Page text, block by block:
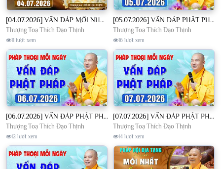
[04.07.2026] VẤN ĐÁP MỚI NHẤT - Pháp Hội Địa Tạng Chùa Khai Nguyên | TT. Thích Đạo Thịnh
Thượng Toạ Thích Đạo Thịnh
11 lượt xem
[05.07.2026] VẤN ĐÁP PHẬT PHÁP - Nghe Thầy giảng Pháp mỗi ngày CÔNG ĐỨC VÔ LƯỢNG│TT. Thích Đạo Thịnh
Thượng Toạ Thích Đạo Thịnh
16 lượt xem
[06.07.2026] VẤN ĐÁP PHẬT PHÁP - Nghe Thầy giảng Pháp mỗi ngày CÔNG ĐỨC VÔ LƯỢNG│TT. Thích Đạo Thịnh
Thượng Toạ Thích Đạo Thịnh
12 lượt xem
[07.07.2026] VẤN ĐÁP PHẬT PHÁP - Nghe Thầy giảng Pháp mỗi ngày CÔNG ĐỨC VÔ LƯỢNG│TT. Thích Đạo Thịnh
Thượng Toạ Thích Đạo Thịnh
14 lượt xem